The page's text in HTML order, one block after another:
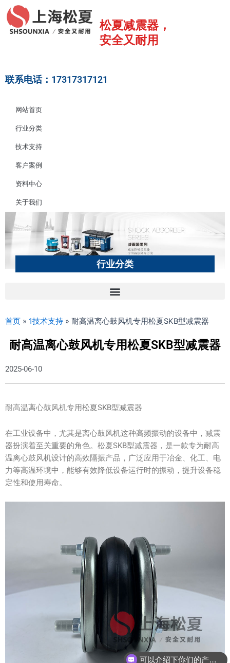
至
松夏减震器，
安全又耐用
联系电话：17317317121
网站首页
行业分类
技术支持
客户案例
资料中心
关于我们
行业分类
首页 » 1技术支持 » 耐高温离心鼓风机专用松夏SKB型减震器
耐高温离心鼓风机专用松夏SKB型减震器
2025-06-10
耐高温离心鼓风机专用松夏SKB型减震器
在工业设备中，尤其是离心鼓风机这种高频振动的设备中，减震
器扮演着至关重要的角色。松夏SKB型减震器，是一款专为耐高
温离心鼓风机设计的高效隔振产品，广泛应用于冶金、化工、电
力等高温环境中，能够有效降低设备运行时的振动，提升设备稳
定性和使用寿命。
可以介绍下你们的产品么？